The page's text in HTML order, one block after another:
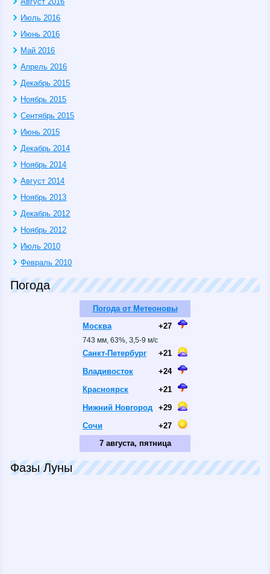
Июль 2016
Июнь 2016
Май 2016
Апрель 2016
Декабрь 2015
Ноябрь 2015
Сентябрь 2015
Июнь 2015
Декабрь 2014
Ноябрь 2014
Август 2014
Ноябрь 2013
Декабрь 2012
Ноябрь 2012
Июль 2010
Февраль 2010
Погода
Погода от Метеоновы
Москва
+27
743 мм, 63%, З,5-9 м/с
Санкт-Петербург
+21
Владивосток
+24
Красноярск
+21
Нижний Новгород
+29
Сочи
+27
7 августа, пятница
Фазы Луны